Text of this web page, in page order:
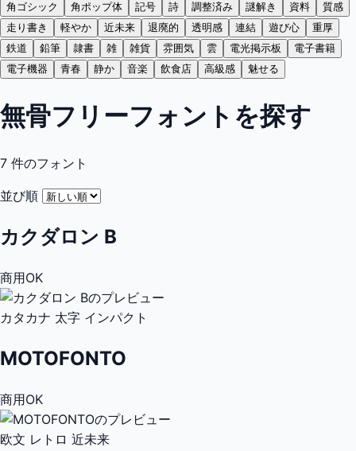
角ゴシック
角ポップ体 記号 詩 調整済み 謎解き 資料
質感
走り書き
軽やか 近未来 退廃的 透明感 連結 遊び心
重厚
鉄道
鉛筆 隷書 雑 雑貨 雰囲気 雲 電光掲示板
電子書籍
電子機器
青春 静か 音楽 飲食店 高級感 魅せる
無骨フリーフォントを探す
7 件のフォント
並び順
カクダロン B
商用OK
カタカナ 太字 インパクト
MOTOFONTO
商用OK
欧文 レトロ 近未来